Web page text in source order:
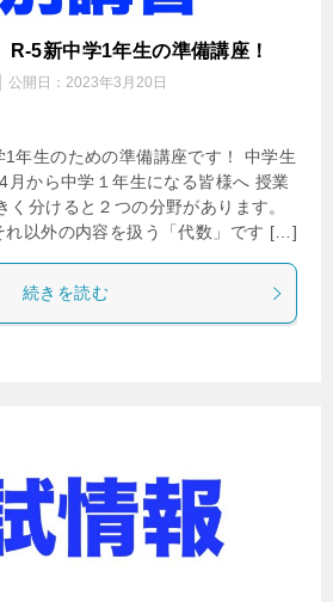
R-5新中学1年生の準備講座！
公開日： 2023年3月20日
1年生のための準備講座です！ 中学生
から中学１年生になる皆様へ 授業
分けると２つの分野があります。
れ以外の内容を扱う「代数」です […]
続きを読む